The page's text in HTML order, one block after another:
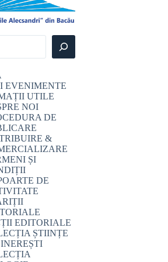
EVENIMENTE
UTILE
NOI
DE
&
ȘI
DE
EDITORIALE
ȘTIINȚE